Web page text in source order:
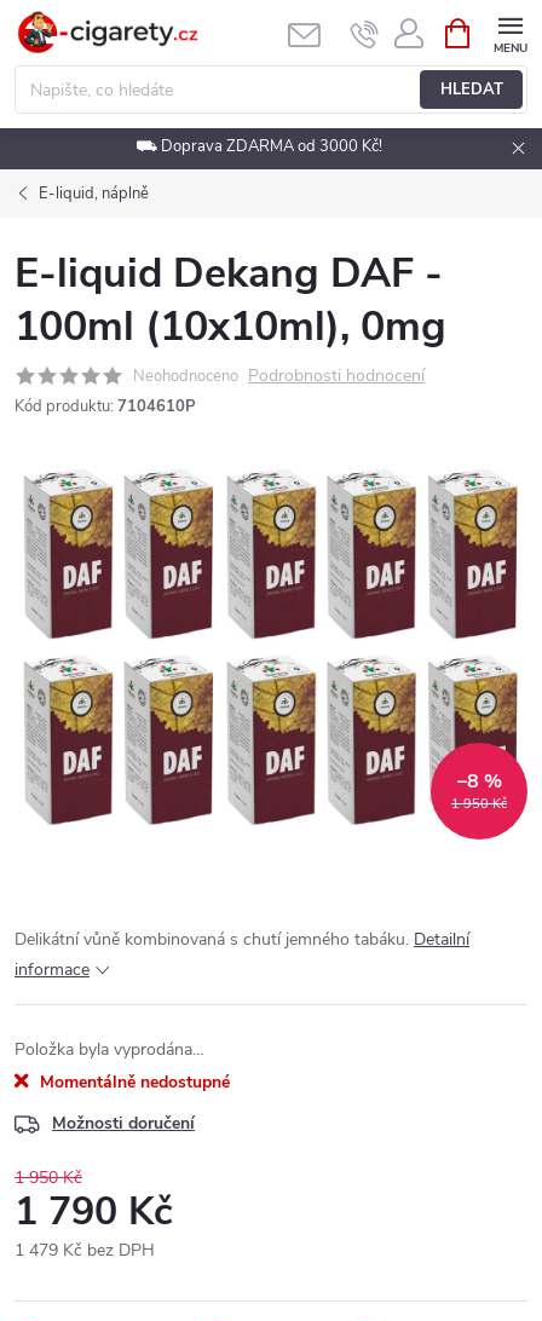
Přejít
obsah
HLEDAT
NÁKUPNÍ
KOŠÍK
⛟ Doprava ZDARMA od 3000 Kč!
E-liquid, náplně
E-liquid Dekang DAF -
100ml (10x10ml), 0mg
Neohodnoceno Podrobnosti hodnocení
Kód produktu: 7104610P
1 950 Kč
–8 %
Delikátní vůně kombinovaná s chutí jemného tabáku. Detailní
informace
Položka byla vyprodána…
Momentálně nedostupné
Možnosti doručení
1 950 Kč
1 790 Kč
1 479 Kč bez DPH
cena: